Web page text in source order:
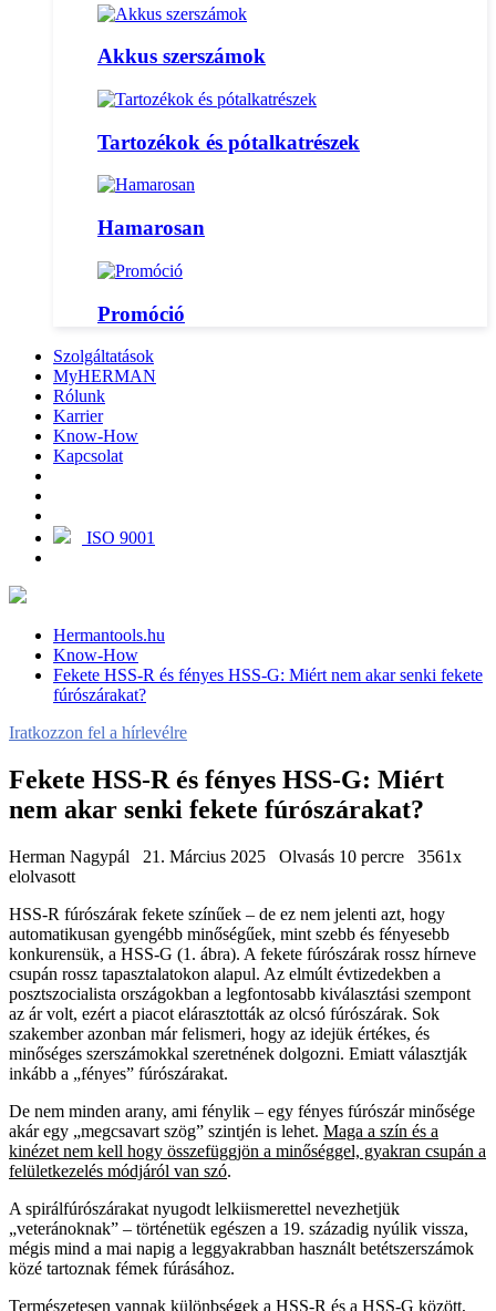
Akkus szerszámok
Tartozékok és pótalkatrészek
Hamarosan
Promóció
Szolgáltatások
MyHERMAN
Rólunk
Karrier
Know-How
Kapcsolat
ISO 9001
Hermantools.hu
Know-How
Fekete HSS-R és fényes HSS-G: Miért nem akar senki fekete
fúrószárakat?
Iratkozzon fel a hírlevélre
Fekete HSS-R és fényes HSS-G: Miért
nem akar senki fekete fúrószárakat?
Herman Nagypál 21. Március 2025 Olvasás 10 percre
3561x
elolvasott
HSS-R fúrószárak fekete színűek – de ez nem jelenti azt, hogy
automatikusan gyengébb minőségűek, mint szebb és fényesebb
konkurensük, a HSS-G (1. ábra). A fekete fúrószárak rossz hírneve
csupán rossz tapasztalatokon alapul. Az elmúlt évtizedekben a
posztszocialista országokban a legfontosabb kiválasztási szempont
az ár volt, ezért a piacot elárasztották az olcsó fúrószárak. Sok
szakember azonban már felismeri, hogy az idejük értékes, és
minőséges szerszámokkal szeretnének dolgozni. Emiatt választják
inkább a „fényes” fúrószárakat.
De nem minden arany, ami fénylik – egy fényes fúrószár minősége
akár egy „megcsavart szög” szintjén is lehet. Maga a szín és a
kinézet nem kell hogy összefüggjön a minőséggel, gyakran csupán a
felületkezelés módjáról van szó.
A spirálfúrószárakat nyugodt lelkiismerettel nevezhetjük
„veteránoknak” – történetük egészen a 19. századig nyúlik vissza,
mégis mind a mai napig a leggyakrabban használt betétszerszámok
közé tartoznak fémek fúrásához.
Természetesen vannak különbségek a HSS-R és a HSS-G között,